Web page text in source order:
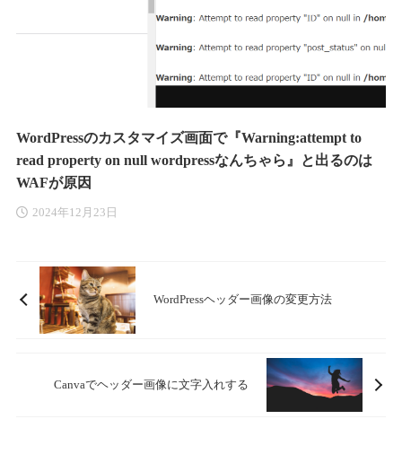
WordPressのカスタマイズ画面で『Warning:attempt to
read property on null wordpressなんちゃら』と出るのは
WAFが原因
2024年12月23日
WordPressヘッダー画像の変更方法
Canvaでヘッダー画像に文字入れする